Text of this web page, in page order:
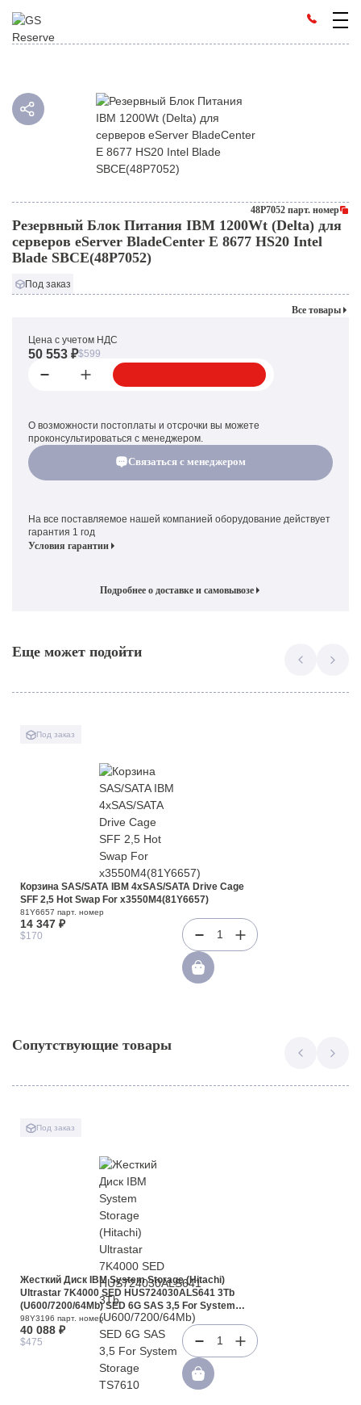
48P7052 парт. номер
Резервный Блок Питания IBM 1200Wt (Delta) для
серверов eServer BladeCenter E 8677 HS20 Intel
Blade SBCE(48P7052)
Под заказ
Все товары
Цена с учетом НДС
50 553 ₽$599
О возможности постоплаты и отсрочки вы можете
проконсультироваться с менеджером.
Связаться с менеджером
На все поставляемое нашей компанией оборудование действует
гарантия 1 год
Условия гарантии
Подробнее о доставке и самовывозе
Еще может подойти
Под заказ
Корзина SAS/SATA IBM 4xSAS/SATA Drive Cage
SFF 2,5 Hot Swap For x3550M4(81Y6657)
81Y6657 парт. номер
14 347 ₽
$170 1
Сопутствующие товары
Под заказ
Жесткий Диск IBM System Storage (Hitachi)
Ultrastar 7K4000 SED HUS724030ALS641 3Tb
(U600/7200/64Mb) SED 6G SAS 3,5 For System
Storage TS7610 System Storage XIV(98Y3196)
98Y3196 парт. номер
40 088 ₽
$475 1